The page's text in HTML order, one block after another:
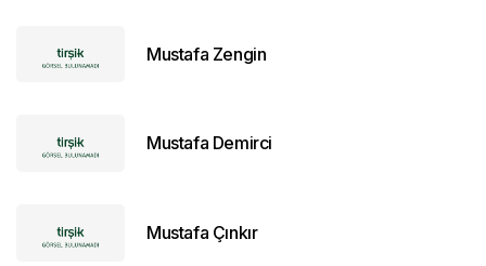
Mustafa Zengin
Mustafa Demirci
Mustafa Çınkır